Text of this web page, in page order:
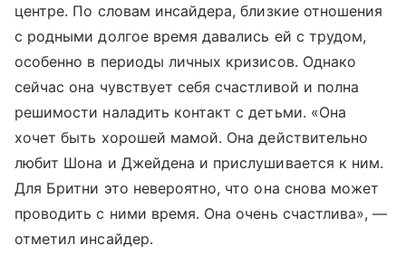
центре. По словам инсайдера, близкие отношения
с родными долгое время давались ей с трудом,
особенно в периоды личных кризисов. Однако
сейчас она чувствует себя счастливой и полна
решимости наладить контакт с детьми. «Она
хочет быть хорошей мамой. Она действительно
любит Шона и Джейдена и прислушивается к ним.
Для Бритни это невероятно, что она снова может
проводить с ними время. Она очень счастлива», —
отметил инсайдер.